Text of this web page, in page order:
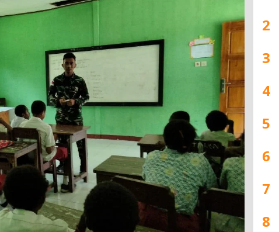
2
3
4
5
6
7
8